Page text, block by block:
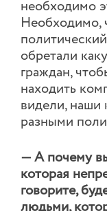
необходимо
Необходимо,
обретали
граждан,
находить
видели, наши
разными
— А почему вы
которая
говорите,
людьми,